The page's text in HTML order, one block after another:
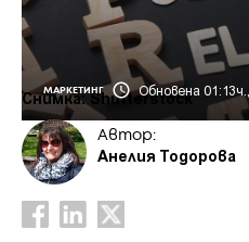
МАРКЕТИНГ Обновена
Снимка: Shutterstock
Автор:
Анелия Тодорова